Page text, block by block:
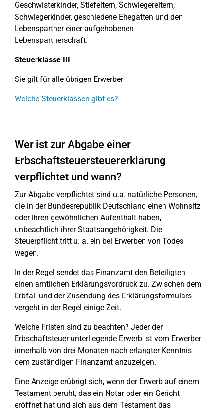
Geschwisterkinder, Stiefeltern, Schwiegereltern,
Schwiegerkinder, geschiedene Ehegatten und den
Lebenspartner einer aufgehobenen
Lebenspartnerschaft.
Steuerklasse III
Sie gilt für alle übrigen Erwerber
Welche Steuerklassen gibt es?
Wer ist zur Abgabe einer
Erbschaftsteuersteuererklärung
verpflichtet und wann?
Zur Abgabe verpflichtet sind u.a. natürliche Personen,
die in der Bundesrepublik Deutschland einen Wohnsitz
oder ihren gewöhnlichen Aufenthalt haben,
unbeachtlich ihrer Staatsangehörigkeit. Die
Steuerpflicht tritt u. a. ein bei Erwerben von Todes
wegen.
In der Regel sendet das Finanzamt den Beteiligten
einen amtlichen Erklärungsvordruck zu. Zwischen dem
Erbfall und der Zusendung des Erklärungsformulars
vergeht in der Regel einige Zeit.
Welche Fristen sind zu beachten? Jeder der
Erbschaftsteuer unterliegende Erwerb ist vom Erwerber
innerhalb von drei Monaten nach erlangter Kenntnis
dem zuständigen Finanzamt anzuzeigen.
Eine Anzeige erübrigt sich, wenn der Erwerb auf einem
Testament beruht, das ein Notar oder ein Gericht
eröffnet hat und sich aus dem Testament das